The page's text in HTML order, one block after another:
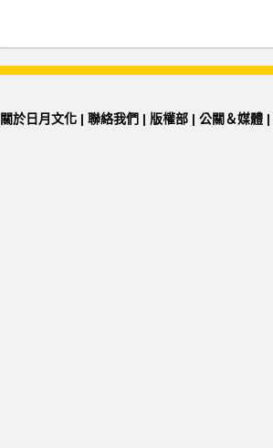
關於日月文化 | 聯絡我們 | 版權部 | 公關＆媒體 |